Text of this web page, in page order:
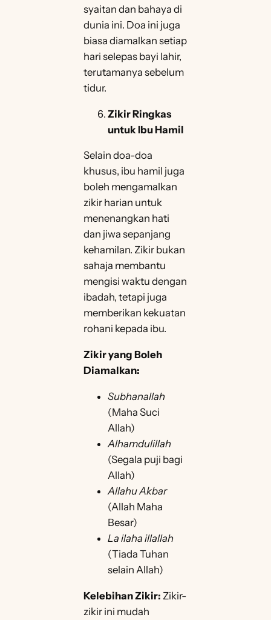
syaitan dan bahaya di
dunia ini. Doa ini juga
biasa diamalkan setiap
hari selepas bayi lahir,
terutamanya sebelum
tidur.
Zikir Ringkas
untuk Ibu Hamil
Selain doa-doa
khusus, ibu hamil juga
boleh mengamalkan
zikir harian untuk
menenangkan hati
dan jiwa sepanjang
kehamilan. Zikir bukan
sahaja membantu
mengisi waktu dengan
ibadah, tetapi juga
memberikan kekuatan
rohani kepada ibu.
Zikir yang Boleh
Diamalkan:
Subhanallah
(Maha Suci
Allah)
Alhamdulillah
(Segala puji bagi
Allah)
Allahu Akbar
(Allah Maha
Besar)
La ilaha illallah
(Tiada Tuhan
selain Allah)
Kelebihan Zikir: Zikir-
zikir ini mudah